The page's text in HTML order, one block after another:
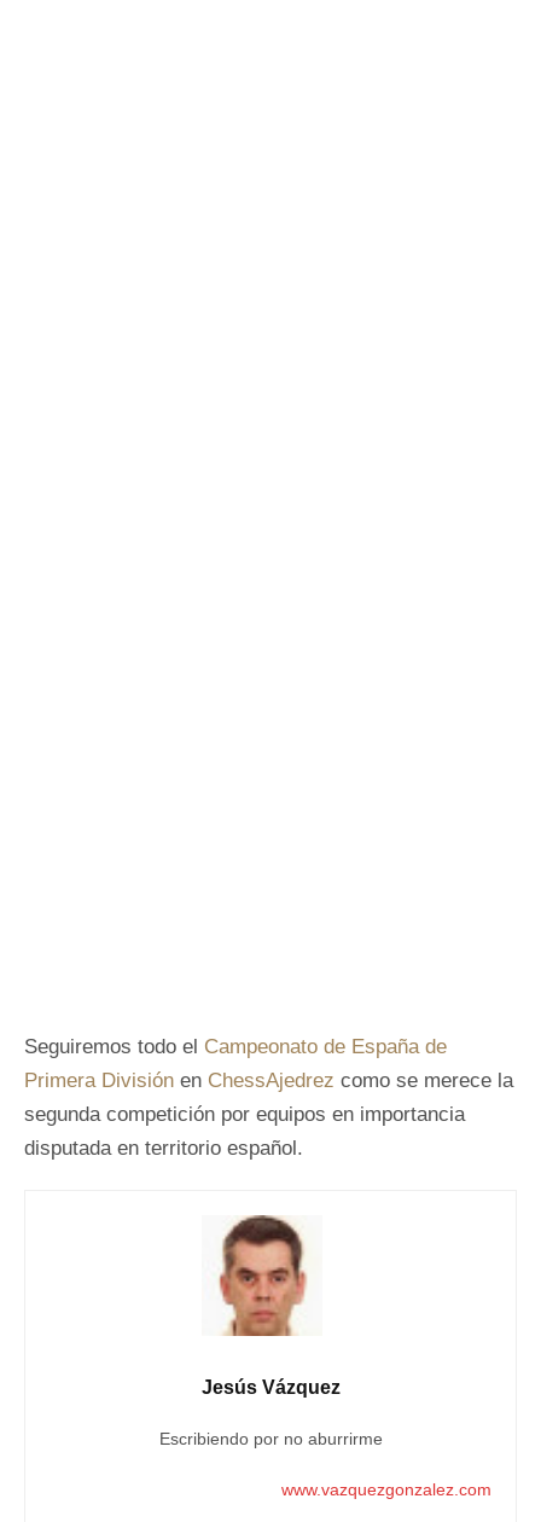
Seguiremos todo el Campeonato de España de
Primera División en ChessAjedrez como se merece la
segunda competición por equipos en importancia
disputada en territorio español.
Jesús Vázquez
Escribiendo por no aburrirme
www.vazquezgonzalez.com